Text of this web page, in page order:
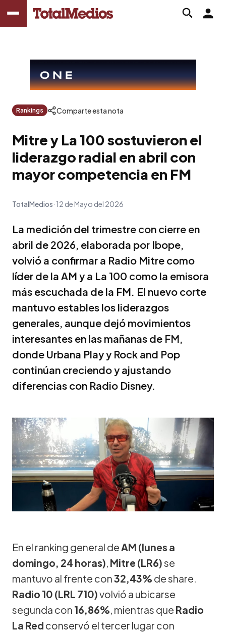
Rankings Comparte esta nota
Mitre y La 100 sostuvieron el
liderazgo radial en abril con
mayor competencia en FM
TotalMedios 12 de Mayo del 2026
La medición del trimestre con cierre en
abril de 2026, elaborada por Ibope,
volvió a confirmar a Radio Mitre como
líder de la AM y a La 100 como la emisora
más escuchada de la FM. El nuevo corte
mantuvo estables los liderazgos
generales, aunque dejó movimientos
interesantes en las mañanas de FM,
donde Urbana Play y Rock and Pop
continúan creciendo y ajustando
diferencias con Radio Disney.
En el ranking general de AM (lunes a
domingo, 24 horas), Mitre (LR6)se
mantuvo al frente con32,43% de share.
Radio 10 (LRL 710)volvió a ubicarse
segunda con 16,86%, mientras que Radio
La Red conservó el tercer lugar con